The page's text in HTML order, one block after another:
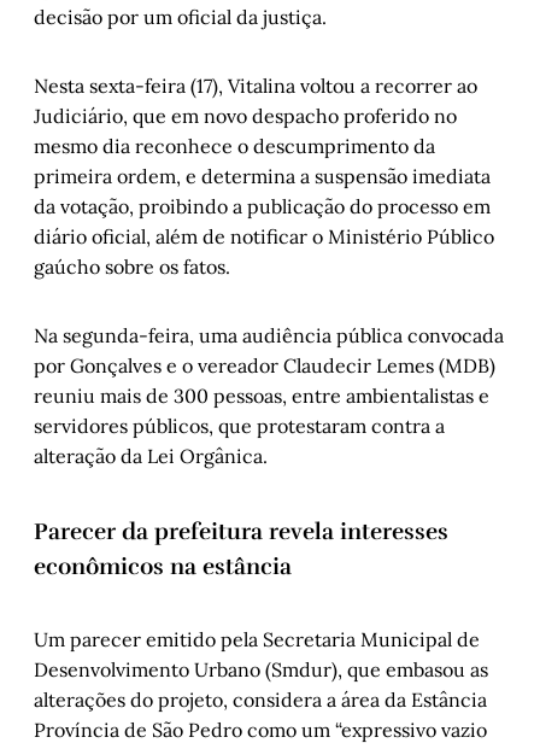
decisão por um oficial da justiça.
Nesta sexta-feira (17), Vitalina voltou a recorrer ao
Judiciário, que em novo despacho proferido no
mesmo dia reconhece o descumprimento da
primeira ordem, e determina a suspensão imediata
da votação, proibindo a publicação do processo em
diário oficial, além de notificar o Ministério Público
gaúcho sobre os fatos.
Na segunda-feira, uma audiência pública convocada
por Gonçalves e o vereador Claudecir Lemes (MDB)
reuniu mais de 300 pessoas, entre ambientalistas e
servidores públicos, que protestaram contra a
alteração da Lei Orgânica.
Parecer da prefeitura revela interesses
econômicos na estância
Um parecer emitido pela Secretaria Municipal de
Desenvolvimento Urbano (Smdur), que embasou as
alterações do projeto, considera a área da Estância
Província de São Pedro como um “expressivo vazio